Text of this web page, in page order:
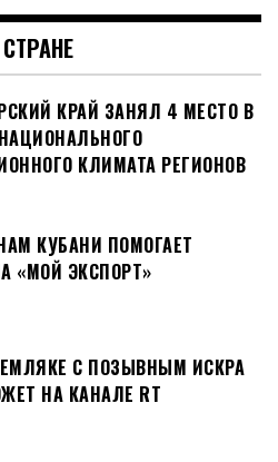
КРАЙ ЗАНЯЛ 4 МЕСТО В
КЛИМАТА РЕГИОНОВ
КУБАНИ ПОМОГАЕТ
«МОЙ ЭКСПОРТ»
С ПОЗЫВНЫМ ИСКРА
НА КАНАЛЕ RT